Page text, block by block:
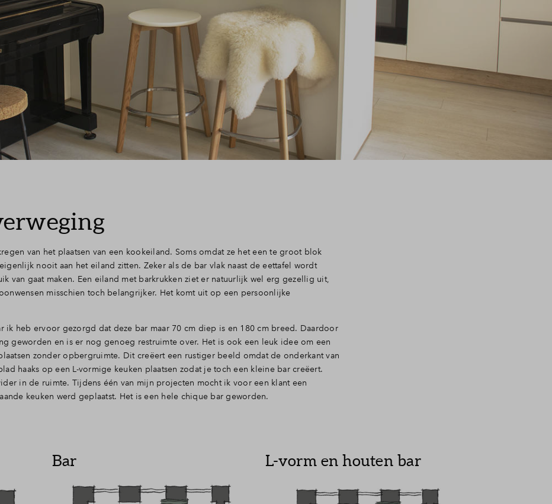
van het plaatsen van een kookeiland. Soms omdat ze het een te groot blok
nooit aan het eiland zitten. Zeker als de bar vlak naast de eettafel wordt
van gaat maken. Een eiland met barkrukken ziet er natuurlijk wel erg gezellig uit,
misschien toch belangrijker. Het komt uit op een persoonlijke
ik heb ervoor gezorgd dat deze bar maar 70 cm diep is en 180 cm breed. Daardoor
geworden en is er nog genoeg restruimte over. Het is ook een leuk idee om een
zonder opbergruimte. Dit creëert een rustiger beeld omdat de onderkant van
haaks op een L-vormige keuken plaatsen zodat je toch een kleine bar creëert.
in de ruimte. Tijdens één van mijn projecten mocht ik voor een klant een
keuken werd geplaatst. Het is een hele chique bar geworden.
Bar L-vorm en houten bar